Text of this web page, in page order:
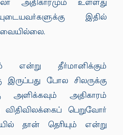
அதிகாரமும் உள்ளது
இதில்
என்று தீர்மானிக்கும்
போல சிலருக்கு
அளிக்கவும் அதிகாரம்
விதிவிலக்கைப் பெறுவோர்
தான் தெரியும் என்று